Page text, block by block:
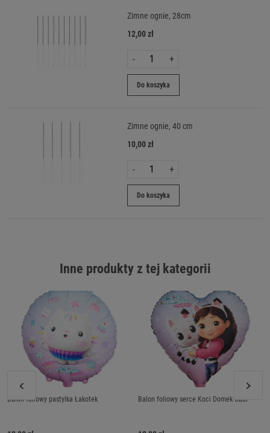
Zimne ognie, 28cm
12,00 zł
- +
Do koszyka
Zimne ognie, 40 cm
10,00 zł
- +
Do koszyka
Inne produkty z tej kategorii
Balon foliowy pastylka Łakotek Balon foliowy serce Koci Domek Gabi